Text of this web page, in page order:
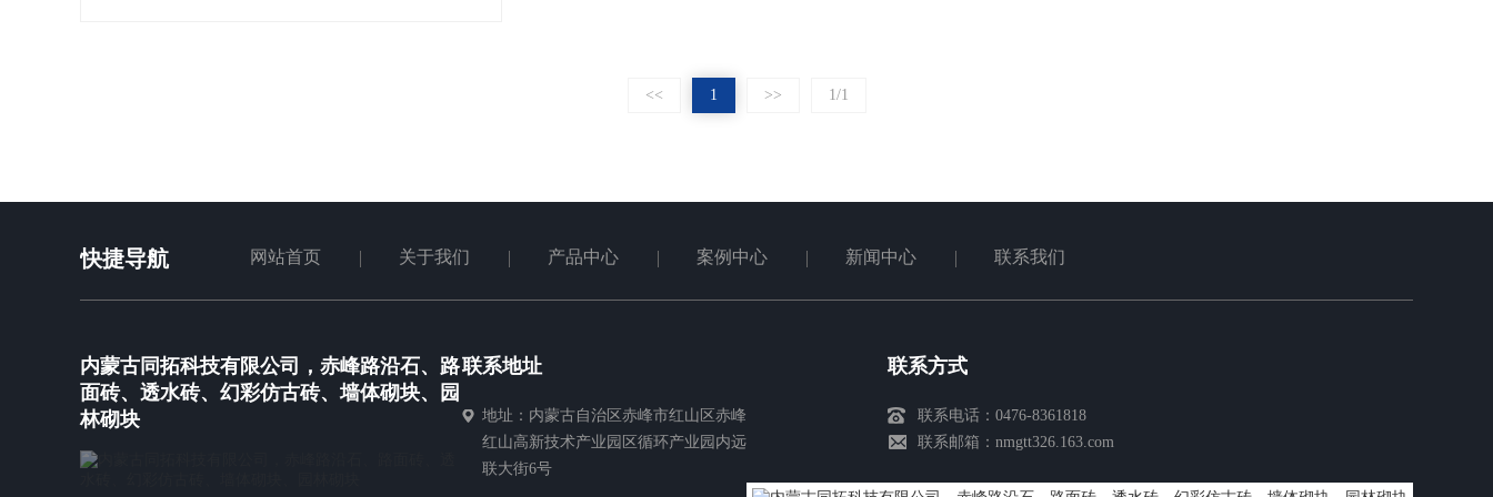
<< 1 >> 1/1
快捷导航 网站首页 关于我们 产品中心 案例中心 新闻中心 联系我们
内蒙古同拓科技有限公司，赤峰路沿石、路
面砖、透水砖、幻彩仿古砖、墙体砌块、园
林砌块
联系地址
地址：内蒙古自治区赤峰市红山区赤峰
红山高新技术产业园区循环产业园内远
联大街6号
联系方式
联系电话：0476-8361818
联系邮箱：nmgtt326.163.com